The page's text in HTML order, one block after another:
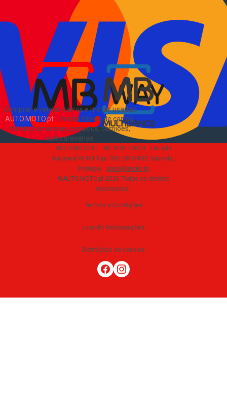
Comprar e vender carros e motas usadas
AUTO.MOTO.pt- Venda rápida de carros,
motas, comerciais, pesados, camiões,
autocaravanas
Como comprar e vender
Pacotes de anúncios
Verificar VIN e matrícula
Sitemap
EN
Sobre Nós
AUTO.MOTO.PT · NIF 518174034 · Estrada
Nacional N10-1 loja 189, 2815-892 Sobreda,
Portugal · apoio@moto.pt
©AUTO.MOTO.pt 2026 Todos os direitos
reservados.
Termos e Condições
Livro de Reclamações
Definições de cookies